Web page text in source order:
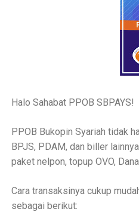
Halo Sahabat PPOB SBPAYS!
PPOB Bukopin Syariah tidak
BPJS, PDAM, dan biller
paket nelpon, topup OVO,
Cara transaksinya cukup
sebagai berikut: